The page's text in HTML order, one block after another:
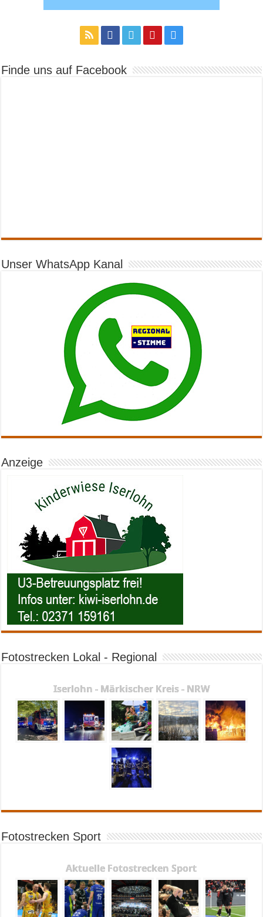
Finde uns auf Facebook
Unser WhatsApp Kanal
Anzeige
Fotostrecken Lokal - Regional
Iserlohn - Märkischer Kreis - NRW
Fotostrecken Sport
Aktuelle Fotostrecken Sport